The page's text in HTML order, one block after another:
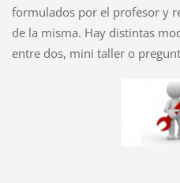
formulados por el profesor y
de la misma. Hay distintas
entre dos, mini taller o